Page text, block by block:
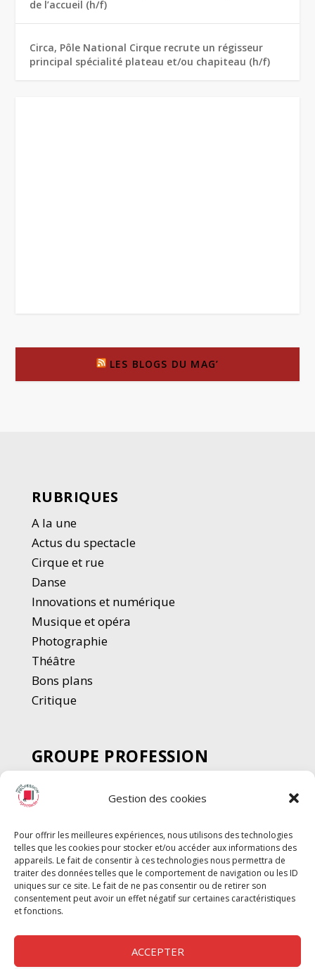
Gestion des cookies
Pour offrir les meilleures expériences, nous utilisons des technologies
telles que les cookies pour stocker et/ou accéder aux informations des
appareils. Le fait de consentir à ces technologies nous permettra de
traiter des données telles que le comportement de navigation ou les ID
uniques sur ce site. Le fait de ne pas consentir ou de retirer son
consentement peut avoir un effet négatif sur certaines caractéristiques
et fonctions.
ACCEPTER
de l’accueil (h/f)
Circa, Pôle National Cirque recrute un régisseur
principal spécialité plateau et/ou chapiteau (h/f)
LES BLOGS DU MAG’
RUBRIQUES
A la une
Actus du spectacle
Cirque et rue
Danse
Innovations et numérique
Musique et opéra
Photographie
Théâtre
Bons plans
Critique
GROUPE PROFESSION
SPECTACLE
Chèque Intermittents
Chèque Compta
Chèque Emploi Spectacle
G-Pods
Profession Audio-visuel